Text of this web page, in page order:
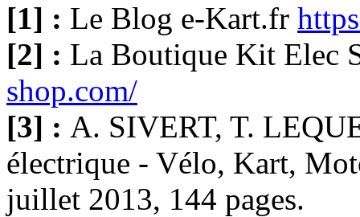
[1] : Le Blog e-Kart.fr
[2] : La Boutique Kit Elec
shop.com/
[3] : A. SIVERT, T.
électrique - Vélo, Kart,
juillet 2013, 144 pages.